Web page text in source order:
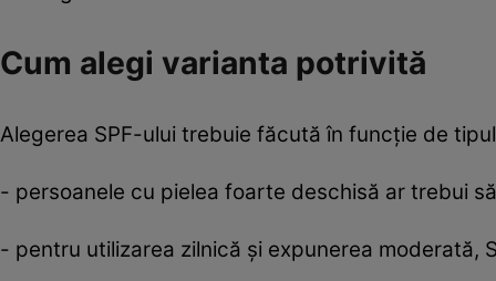
Cum alegi varianta potrivită
Alegerea SPF-ului trebuie făcută în funcție de
- persoanele cu pielea foarte deschisă ar trebui
- pentru utilizarea zilnică și expunerea moderată,